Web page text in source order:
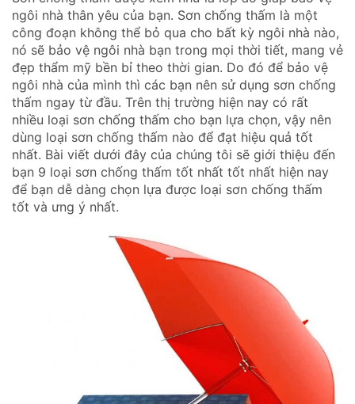
ngôi nhà thân yêu của bạn. Sơn chống thấm là một
công đoạn không thể bỏ qua cho bất kỳ ngôi nhà nào,
nó sẽ bảo vệ ngôi nhà bạn trong mọi thời tiết, mang vẻ
đẹp thẩm mỹ bền bỉ theo thời gian. Do đó để bảo vệ
ngôi nhà của mình thì các bạn nên sử dụng sơn chống
thấm ngay từ đầu. Trên thị trường hiện nay có rất
nhiều loại sơn chống thấm cho bạn lựa chọn, vậy nên
dùng loại sơn chống thấm nào để đạt hiệu quả tốt
nhất. Bài viết dưới đây của chúng tôi sẽ giới thiệu đến
bạn 9 loại sơn chống thấm tốt nhất tốt nhất hiện nay
để bạn dễ dàng chọn lựa được loại sơn chống thấm
tốt và ưng ý nhất.